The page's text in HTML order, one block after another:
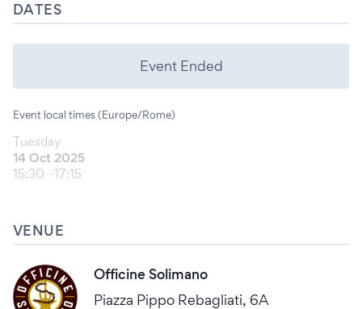
DATES
Event Ended
Event local times (Europe/Rome)
Tuesday
14 Oct 2025
15:30
17:15
VENUE
Officine Solimano
Piazza Pippo Rebagliati, 6A